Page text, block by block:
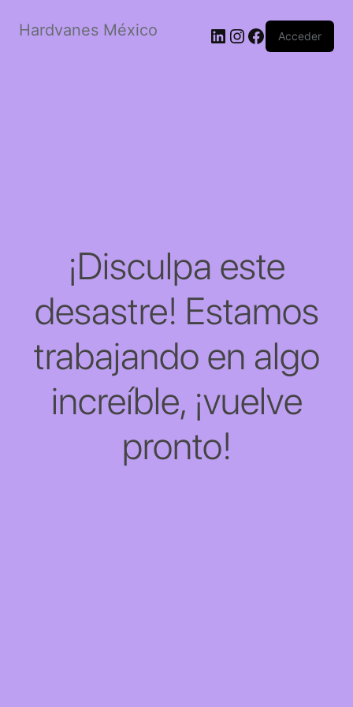
Hardvanes México LinkedIn
Instagram
Facebook
Acceder
¡Disculpa este
desastre! Estamos
trabajando en algo
increíble, ¡vuelve
pronto!